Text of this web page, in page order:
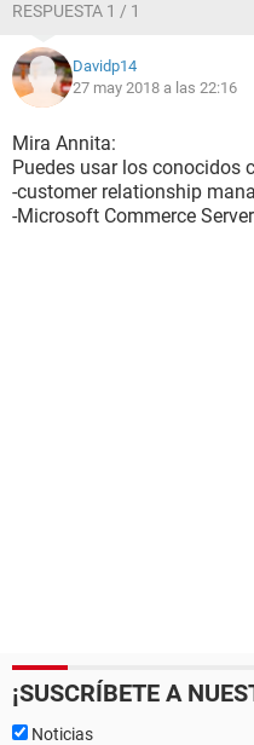
RESPUESTA 1 / 1
Davidp14
27 may 2018 a las 22:16
Mira Annita:
Puedes usar los conocidos
-customer relationship
-Microsoft Commerce Server
¡SUSCRÍBETE A
Noticias